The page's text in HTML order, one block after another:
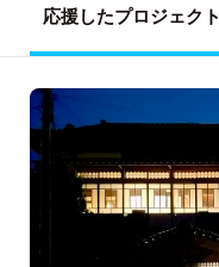
応援したプロジェクト